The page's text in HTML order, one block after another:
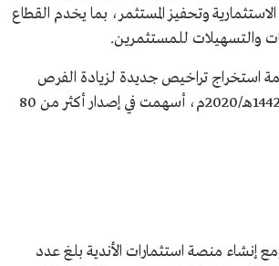
الاستثمارية وتحفيز المستثمر، بما يخدم القطاع
والتسهيلات للمستثمرين.
استخراج تراخيص جديدة لزيادة الفرص
الاستثمارية مع القطاع الخاص، حيث دشنت منصة للتراخيص في عام 1442هـ/2020م، أسهمت في إصدار أكثر من 80
إنشاء منصة استثمارات الأندية بلغ عدد